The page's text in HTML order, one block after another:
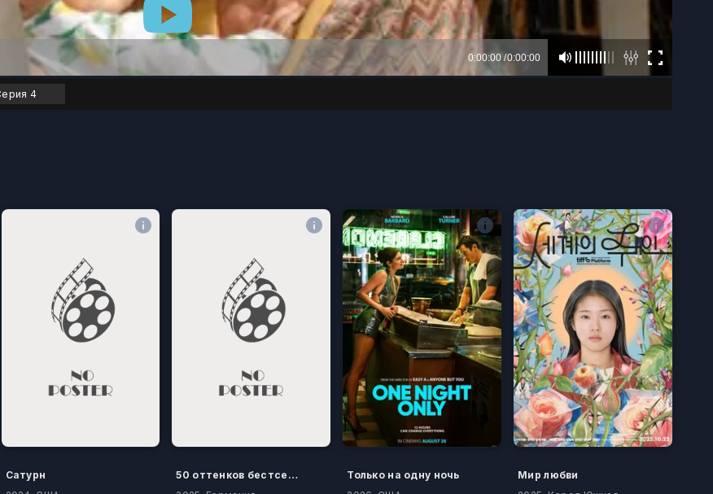
4
Сатурн
50 оттенков бестселлера
Только на одну ночь
Мир любви